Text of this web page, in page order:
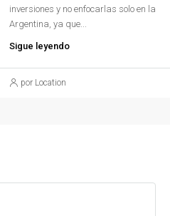
inversiones y no enfocarlas solo en la
Argentina, ya que...
Sigue leyendo
por Location